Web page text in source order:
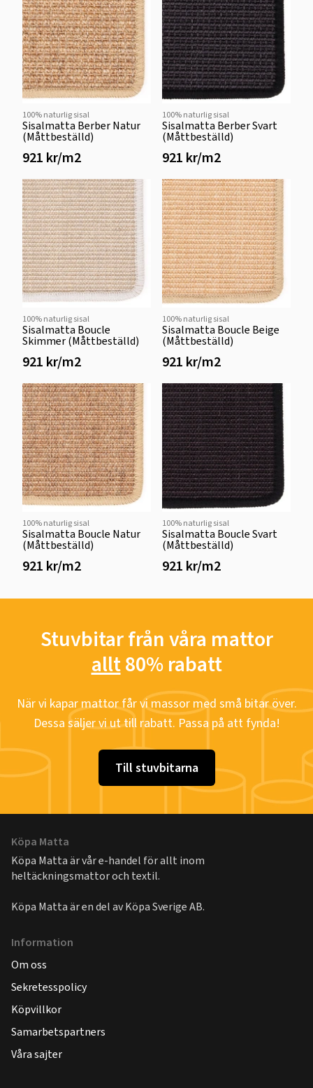
100% naturlig sisal
Sisalmatta Berber Natur
(Måttbeställd)
921 kr/m2
100% naturlig sisal
Sisalmatta Berber Svart
(Måttbeställd)
921 kr/m2
100% naturlig sisal
Sisalmatta Boucle
Skimmer (Måttbeställd)
921 kr/m2
100% naturlig sisal
Sisalmatta Boucle Beige
(Måttbeställd)
921 kr/m2
100% naturlig sisal
Sisalmatta Boucle Natur
(Måttbeställd)
921 kr/m2
100% naturlig sisal
Sisalmatta Boucle Svart
(Måttbeställd)
921 kr/m2
Stuvbitar från våra mattor
allt80% rabatt
När vi kapar mattor får vi massor med små bitar över.
Dessa säljer vi ut till rabatt. Passa på att fynda!
Till stuvbitarna
Köpa Matta
Köpa Matta är vår e-handel för allt inom
heltäckningsmattor och textil.
Köpa Matta är en del avKöpa Sverige AB.
Information
Om oss
Sekretesspolicy
Köpvillkor
Samarbetspartners
Våra sajter